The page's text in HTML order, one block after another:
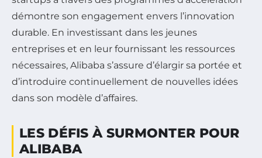
démontre son engagement envers l’innovation
durable. En investissant dans les jeunes
entreprises et en leur fournissant les ressources
nécessaires, Alibaba s’assure d’élargir sa portée et
d’introduire continuellement de nouvelles idées
dans son modèle d’affaires.
LES DÉFIS À SURMONTER POUR
ALIBABA